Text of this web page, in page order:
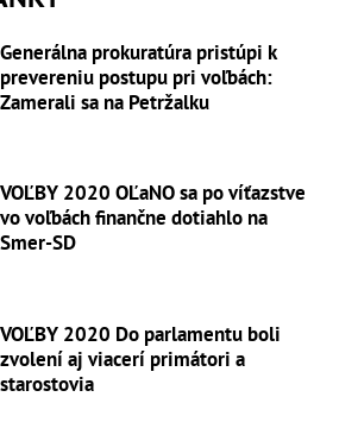
Generálna prokuratúra pristúpi k
prevereniu postupu pri voľbách:
Zamerali sa na Petržalku
VOĽBY 2020 OĽaNO sa po víťazstve
vo voľbách finančne dotiahlo na
Smer-SD
VOĽBY 2020 Do parlamentu boli
zvolení aj viacerí primátori a
starostovia